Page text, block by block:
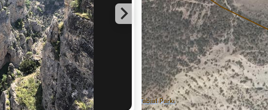
Cehennem Deresi Kanyonu Tabiat Parkı